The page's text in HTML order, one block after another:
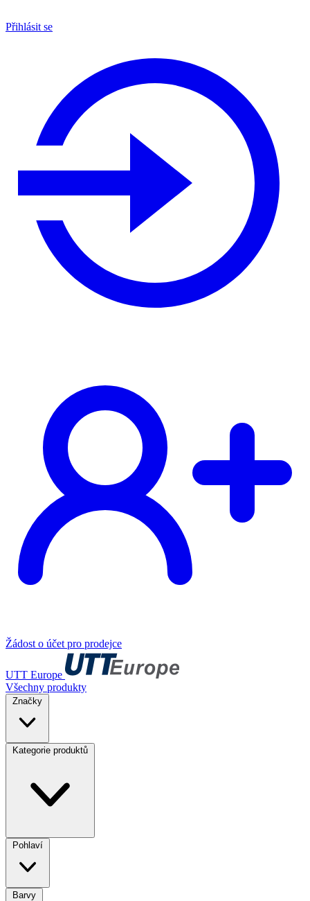
Přihlásit se
Žádost o účet pro prodejce
UTT Europe
Všechny produkty
Značky
Kategorie produktů
Pohlaví
Barvy